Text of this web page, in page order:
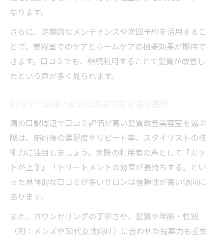
なります。
さらに、定期的なメンテナンスや次回予約を活用するこ
とで、美容室でのケアとホームケアの相乗効果が期待で
きます。口コミでも、継続利用することで髪質が改善し
たという声が多く見られます。
口コミで話題の髪質改善美容室を選ぶ基準
溝の口駅周辺で口コミ評価が高い髪質改善美容室を選ぶ
際は、施術後の満足度やリピート率、スタイリストの技
術力に注目しましょう。実際の利用者の声として「カッ
トが上手」「トリートメントの効果が長持ちする」とい
った具体的な口コミが多いサロンは信頼性が高い傾向に
あります。
また、カウンセリングの丁寧さや、髪質や年齢・性別
（例：メンズや50代女性向け）に合わせた提案力も重要